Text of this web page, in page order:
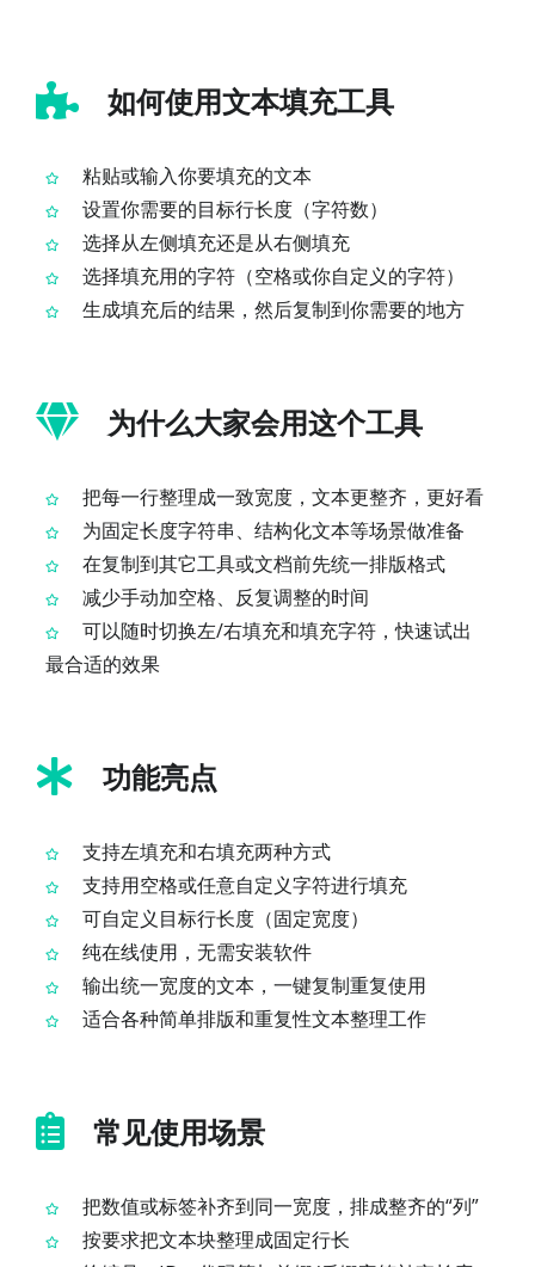
如何使用文本填充工具
粘贴或输入你要填充的文本
设置你需要的目标行长度（字符数）
选择从左侧填充还是从右侧填充
选择填充用的字符（空格或你自定义的字符）
生成填充后的结果，然后复制到你需要的地方
为什么大家会用这个工具
把每一行整理成一致宽度，文本更整齐，更好看
为固定长度字符串、结构化文本等场景做准备
在复制到其它工具或文档前先统一排版格式
减少手动加空格、反复调整的时间
可以随时切换左/右填充和填充字符，快速试出
最合适的效果
功能亮点
支持左填充和右填充两种方式
支持用空格或任意自定义字符进行填充
可自定义目标行长度（固定宽度）
纯在线使用，无需安装软件
输出统一宽度的文本，一键复制重复使用
适合各种简单排版和重复性文本整理工作
常见使用场景
把数值或标签补齐到同一宽度，排成整齐的“列”
按要求把文本块整理成固定行长